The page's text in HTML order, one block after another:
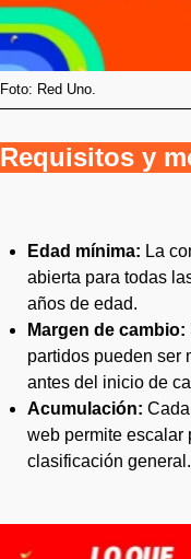
Foto: Red Uno.
Requisitos y
Edad mínima: La
abierta para todas
años de edad.
Margen de cambio:
partidos pueden ser
antes del inicio de
Acumulación:
web permite escalar
clasificación general.